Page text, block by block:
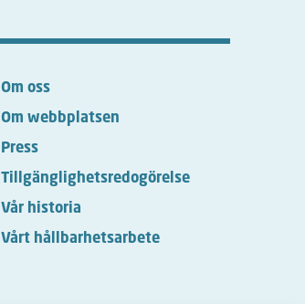
Om oss
Om webbplatsen
Press
Tillgänglighetsredogörelse
Vår historia
Vårt hållbarhetsarbete